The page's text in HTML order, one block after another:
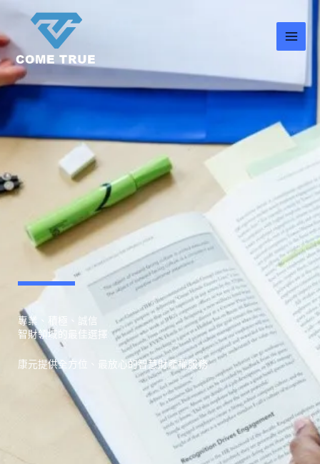
主
要
內
專業、積極、誠信
智財領域的最佳選擇
康元提供全方位、最放心的智慧財產權服務